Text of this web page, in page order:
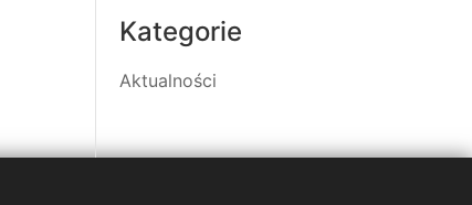
Kategorie
Aktualności